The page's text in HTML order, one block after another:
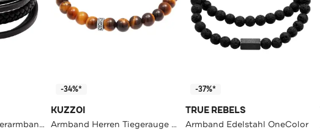
Herrenarmband Lederarmband Joris
-34%*
KUZZOI
Armband Herren Tiegerauge Braun Vintage 925 Silber Silber
-37%*
TRUE REBELS
Armband Edelstahl OneColor